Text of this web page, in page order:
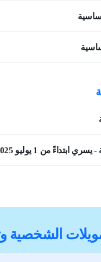
من 1 يوليو 2025
الشخصية